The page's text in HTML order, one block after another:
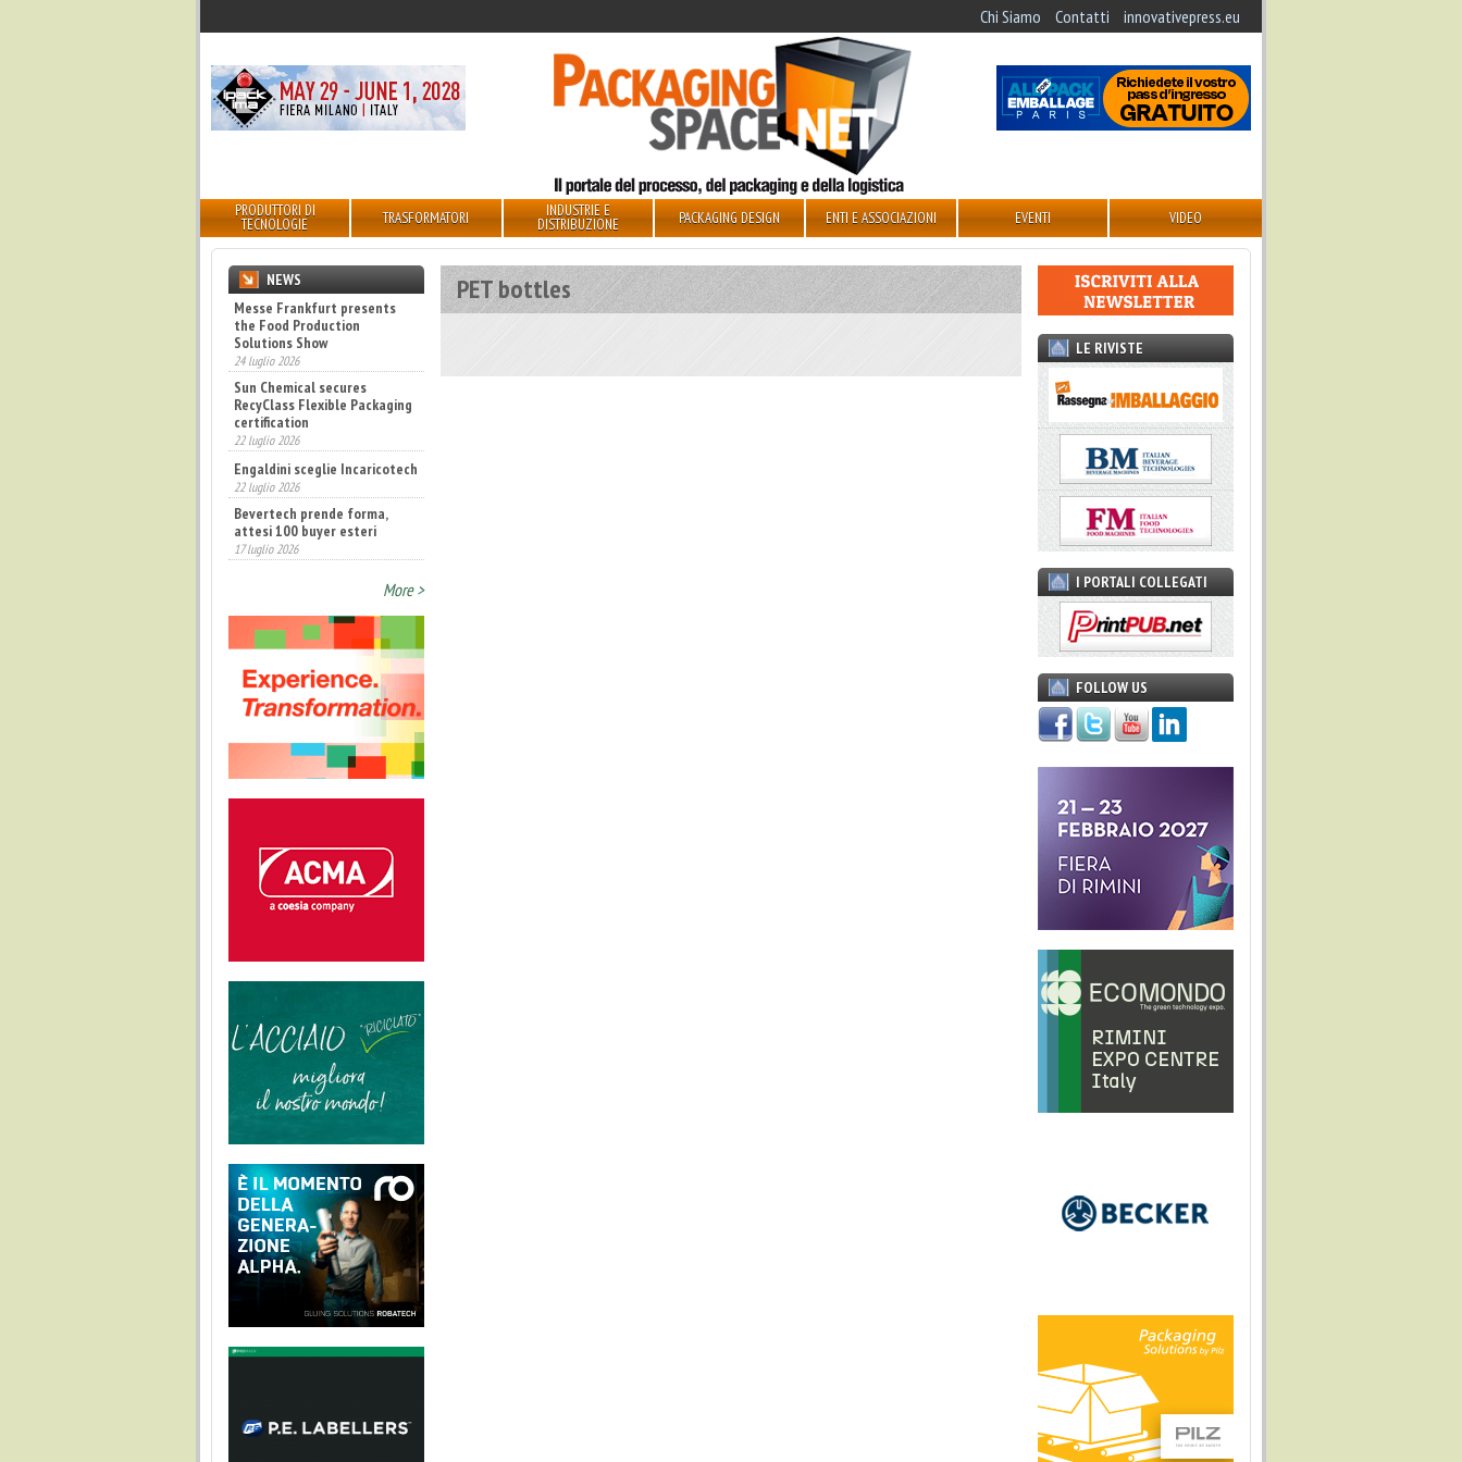
Chi Siamo Contatti innovativepress.eu
PRODUTTORI DI
TECNOLOGIE TRASFORMATORI INDUSTRIE E
DISTRIBUZIONE PACKAGING DESIGN ENTI E ASSOCIAZIONI EVENTI VIDEO
PET bottles
NEWS
Messe Frankfurt presents
the Food Production
Solutions Show
24 luglio 2026
Sun Chemical secures
RecyClass Flexible Packaging
certification
22 luglio 2026
Engaldini sceglie Incaricotech
22 luglio 2026
Bevertech prende forma,
attesi 100 buyer esteri
17 luglio 2026
More >
LE RIVISTE
I PORTALI COLLEGATI
FOLLOW US